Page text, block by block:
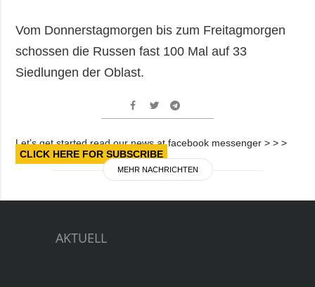
Vom Donnerstagmorgen bis zum Freitagmorgen
schossen die Russen fast 100 Mal auf 33
Siedlungen der Oblast.
Let’s get started read our news at facebook messenger > > >
CLICK HERE FOR SUBSCRIBE
MEHR NACHRICHTEN
AKTUELL